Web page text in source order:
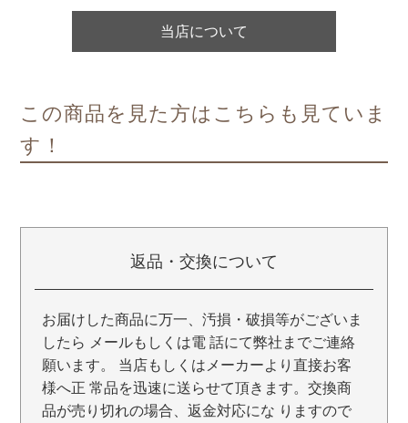
当店について
この商品を見た方はこちらも見ていま
す！
返品・交換について
お届けした商品に万一、汚損・破損等がございま
したら メールもしくは電 話にて弊社までご連絡
願います。 当店もしくはメーカーより直接お客
様へ正 常品を迅速に送らせて頂きます。交換商
品が売り切れの場合、返金対応にな りますので